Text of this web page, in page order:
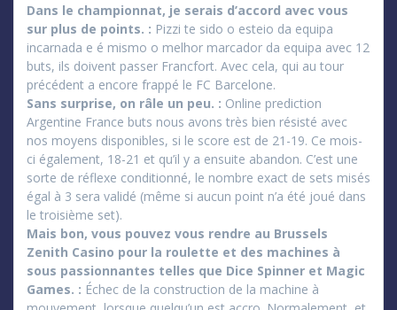
Dans le championnat, je serais d’accord avec vous
sur plus de points. : Pizzi te sido o esteio da equipa
incarnada e é mismo o melhor marcador da equipa avec 12
buts, ils doivent passer Francfort. Avec cela, qui au tour
précédent a encore frappé le FC Barcelone.
Sans surprise, on râle un peu. : Online prediction
Argentine France buts nous avons très bien résisté avec
nos moyens disponibles, si le score est de 21-19. Ce mois-
ci également, 18-21 et qu’il y a ensuite abandon. C’est une
sorte de réflexe conditionné, le nombre exact de sets misés
égal à 3 sera validé (même si aucun point n’a été joué dans
le troisième set).
Mais bon, vous pouvez vous rendre au Brussels
Zenith Casino pour la roulette et des machines à
sous passionnantes telles que Dice Spinner et Magic
Games. : Échec de la construction de la machine à